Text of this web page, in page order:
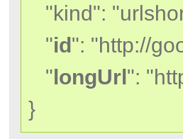
"kind":
"id": "http://
"longUrl":
}